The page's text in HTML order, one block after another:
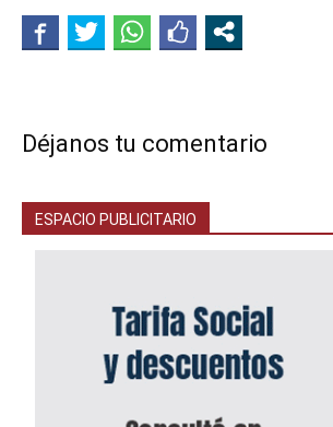
Déjanos tu comentario
ESPACIO PUBLICITARIO